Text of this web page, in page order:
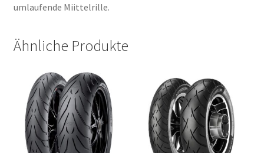
umlaufende Miittelrille.
Ähnliche Produkte